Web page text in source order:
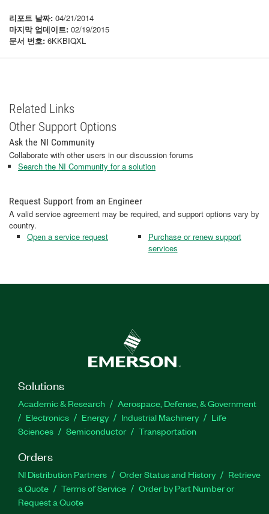
리포트 날짜: 04/21/2014
마지막 업데이트: 02/19/2015
문서 번호: 6KKBIQXL
Related Links
Other Support Options
Ask the NI Community
Collaborate with other users in our discussion forums
Search the NI Community for a solution
Request Support from an Engineer
A valid service agreement may be required, and support options vary by
country.
Open a service request
Purchase or renew support
services
Solutions
Academic & Research
Aerospace, Defense, & Government
Electronics
Energy Industrial Machinery
Life
Sciences
Semiconductor Transportation
Orders
NI Distribution Partners Order Status and History
Retrieve
a Quote
Terms of Service
Order by Part Number or
Request a Quote